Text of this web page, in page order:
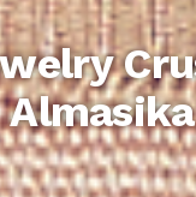
Almasika